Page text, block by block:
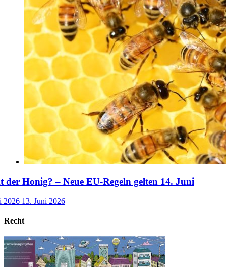
der Honig? – Neue EU-Regeln gelten 14. Juni
2026 13. Juni 2026
Recht